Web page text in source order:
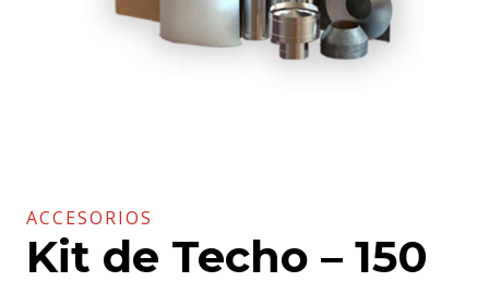
ACCESORIOS
Kit de Techo – 150